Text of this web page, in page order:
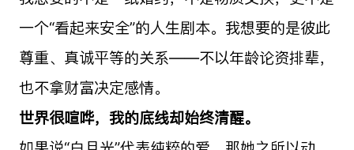
一个“看起来安全”的人生剧本。我想要的是彼此
尊重、真诚平等的关系——不以年龄论资排辈，
也不拿财富决定感情。
世界很喧哗，我的底线却始终清醒。